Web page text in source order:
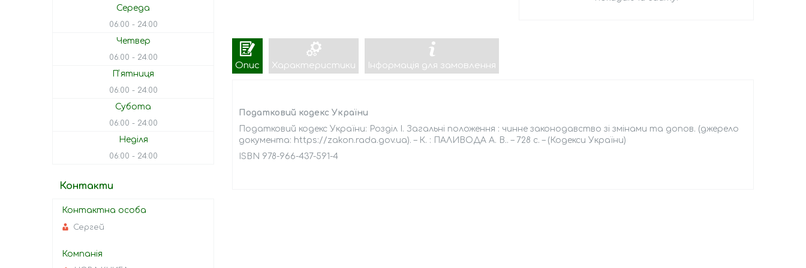
Опис Характеристики Інформація для замовлення
Податковий кодекс України
Податковий кодекс України: Розділ І. Загальні положення : чинне законодавство зі змінами та допов. (джерело
документа: https://zakon.rada.gov.ua). – К. : ПАЛИВОДА А. В.. – 728 с. – (Кодекси України)
ISBN 978-966-437-591-4
Середа
06:00 24:00
Четвер
06:00 24:00
Пʼятниця
06:00 24:00
Субота
06:00 24:00
Неділя
06:00 24:00
Контакти
Сергей